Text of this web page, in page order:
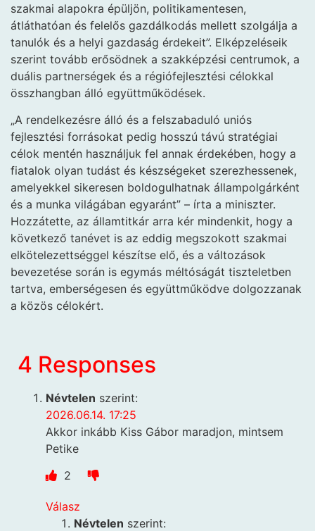
szakmai alapokra épüljön, politikamentesen,
átláthatóan és felelős gazdálkodás mellett szolgálja a
tanulók és a helyi gazdaság érdekeit”. Elképzeléseik
szerint tovább erősödnek a szakképzési centrumok, a
duális partnerségek és a régiófejlesztési célokkal
összhangban álló együttműködések.
„A rendelkezésre álló és a felszabaduló uniós
fejlesztési forrásokat pedig hosszú távú stratégiai
célok mentén használjuk fel annak érdekében, hogy a
fiatalok olyan tudást és készségeket szerezhessenek,
amelyekkel sikeresen boldogulhatnak állampolgárként
és a munka világában egyaránt” – írta a miniszter.
Hozzátette, az államtitkár arra kér mindenkit, hogy a
következő tanévet is az eddig megszokott szakmai
elkötelezettséggel készítse elő, és a változások
bevezetése során is egymás méltóságát tiszteletben
tartva, emberségesen és együttműködve dolgozzanak
a közös célokért.
4 Responses
Névtelen szerint:
2026.06.14. 17:25
Akkor inkább Kiss Gábor maradjon, mintsem
Petike
2
Válasz
Névtelen szerint: